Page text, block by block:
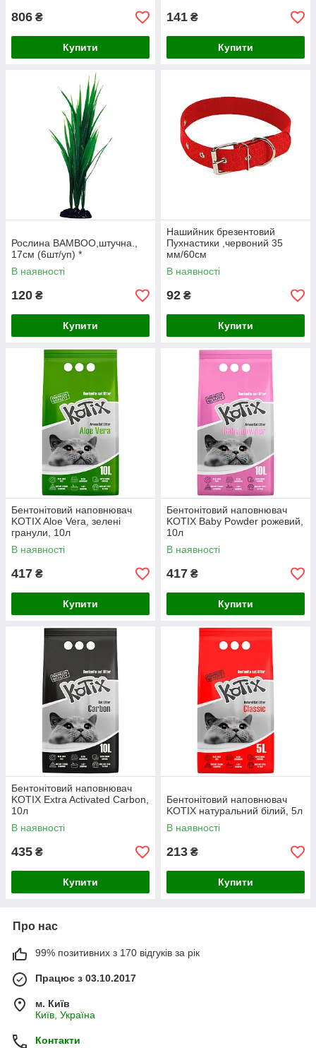
806 ₴
Купити
141 ₴
Купити
Рослина BAMBOO,штучна.,
17см (6шт/уп) *
В наявності
120 ₴
Купити
Нашийник брезентовий
Пухнастики ,червоний 35
мм/60см
В наявності
92 ₴
Купити
Бентонітовий наповнювач
KOTIX Aloe Vera, зелені
гранули, 10л
В наявності
417 ₴
Купити
Бентонітовий наповнювач
KOTIX Baby Powder рожевий,
10л
В наявності
417 ₴
Купити
Бентонітовий наповнювач
KOTIX Extra Activated Carbon,
10л
В наявності
435 ₴
Купити
Бентонітовий наповнювач
KOTIX натуральний білий, 5л
В наявності
213 ₴
Купити
Про нас
99% позитивних з 170 відгуків за рік
Працює з 03.10.2017
м. Київ
Київ, Україна
Контакти